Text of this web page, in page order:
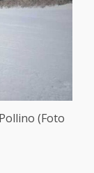
(Foto